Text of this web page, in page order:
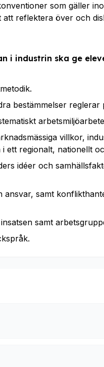
som gäller
att reflektera över och
i industrin ska ge
bestämmelser
villkor,
ett regionalt, nationellt
idéer och
ansvar, samt
samt